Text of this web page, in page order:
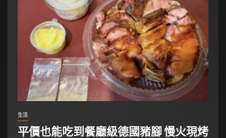
生活
平價也能吃到餐廳級德國豬腳 慢火現烤